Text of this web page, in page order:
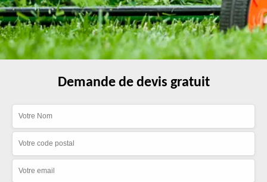
Demande de devis gratuit